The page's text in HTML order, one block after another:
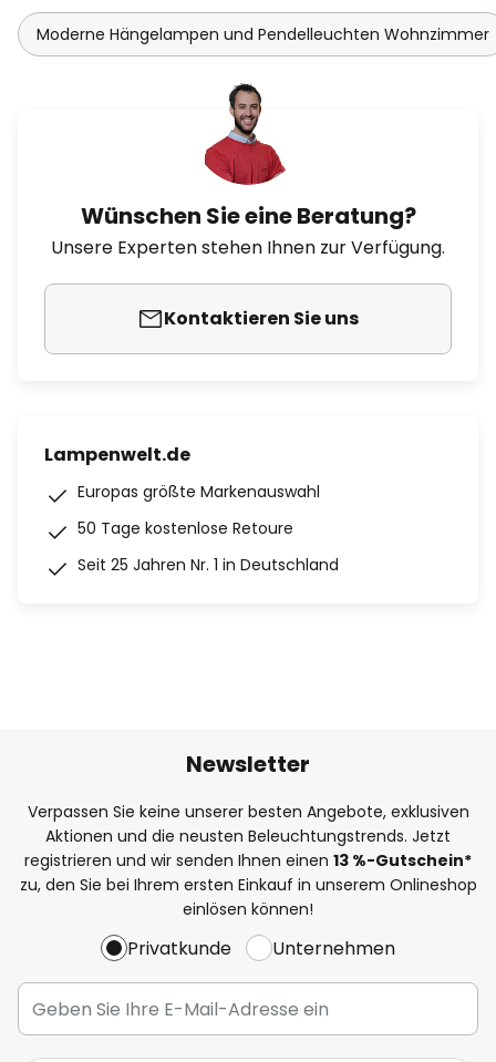
Moderne Hängelampen und Pendelleuchten Wohnzimmer
Wünschen Sie eine Beratung?
Unsere Experten stehen Ihnen zur Verfügung.
Kontaktieren Sie uns
Lampenwelt.de
Europas größte Markenauswahl
50 Tage kostenlose Retoure
Seit 25 Jahren Nr. 1 in Deutschland
Newsletter
Verpassen Sie keine unserer besten Angebote, exklusiven
Aktionen und die neusten Beleuchtungstrends. Jetzt
registrieren und wir senden Ihnen einen 13 %-Gutschein*
zu, den Sie bei Ihrem ersten Einkauf in unserem Onlineshop
einlösen können!
Privatkunde Unternehmen